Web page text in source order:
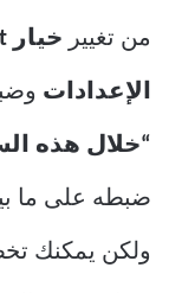
من تغيير خيار Focus Assist
الإعدادات
“خلال هذه
ضبطه على ما